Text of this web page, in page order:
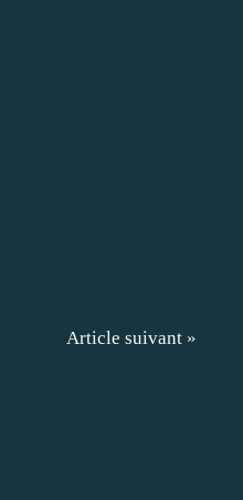
Article suivant »